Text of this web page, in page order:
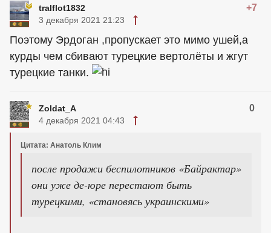
tralflot1832 +7
3 декабря 2021 21:23
Поэтому Эрдоган ,пропускает это мимо ушей,а
курды чем сбивают турецкие вертолёты и жгут
турецкие танки.
Zoldat_A 0
4 декабря 2021 04:43
Цитата: Анатоль Клим
после продажи беспилотников «Байрактар»
они уже де-юре перестают быть
турецкими, «становясь украинскими»